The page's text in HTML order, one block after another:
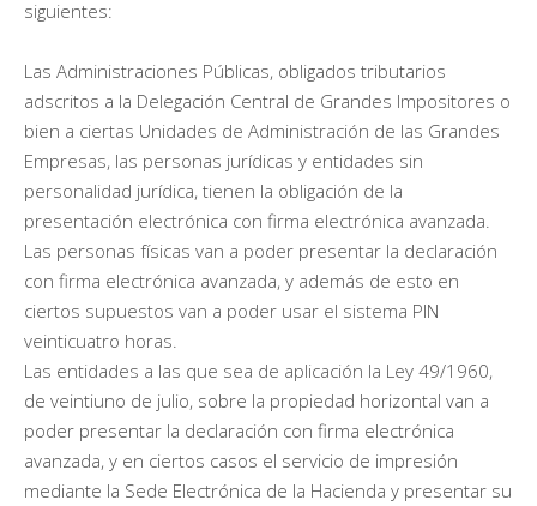
siguientes:
Las Administraciones Públicas, obligados tributarios
adscritos a la Delegación Central de Grandes Impositores o
bien a ciertas Unidades de Administración de las Grandes
Empresas, las personas jurídicas y entidades sin
personalidad jurídica, tienen la obligación de la
presentación electrónica con firma electrónica avanzada.
Las personas físicas van a poder presentar la declaración
con firma electrónica avanzada, y además de esto en
ciertos supuestos van a poder usar el sistema PIN
veinticuatro horas.
Las entidades a las que sea de aplicación la Ley 49/1960,
de veintiuno de julio, sobre la propiedad horizontal van a
poder presentar la declaración con firma electrónica
avanzada, y en ciertos casos el servicio de impresión
mediante la Sede Electrónica de la Hacienda y presentar su